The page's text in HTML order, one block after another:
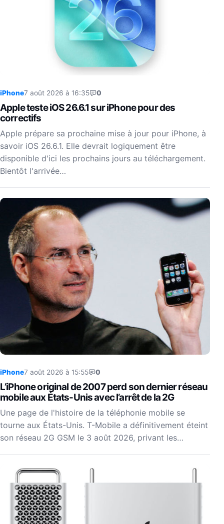
iPhone7 août 2026 à 16:35 0
Apple teste iOS 26.6.1 sur iPhone pour des
correctifs
Apple prépare sa prochaine mise à jour pour iPhone, à
savoir iOS 26.6.1. Elle devrait logiquement être
disponible d'ici les prochains jours au téléchargement.
Bientôt l'arrivée…
iPhone7 août 2026 à 15:55 0
L’iPhone original de 2007 perd son dernier réseau
mobile aux États-Unis avec l’arrêt de la 2G
Une page de l'histoire de la téléphonie mobile se
tourne aux États-Unis. T-Mobile a définitivement éteint
son réseau 2G GSM le 3 août 2026, privant les…